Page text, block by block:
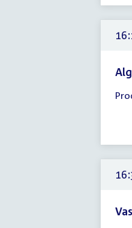
uur
uur